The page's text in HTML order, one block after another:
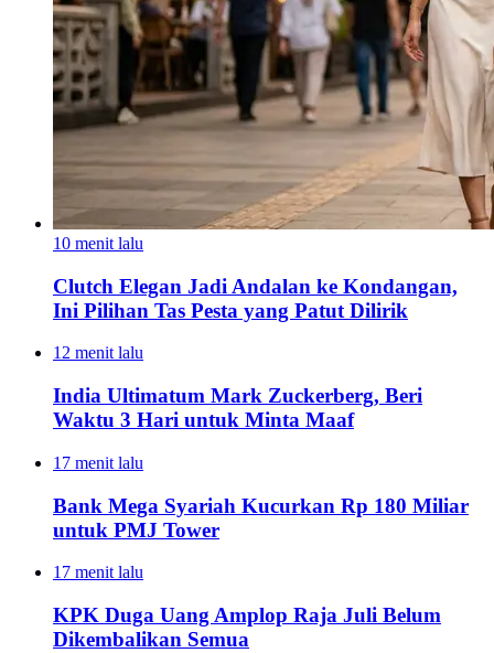
10 menit lalu
Clutch Elegan Jadi Andalan ke Kondangan,
Ini Pilihan Tas Pesta yang Patut Dilirik
12 menit lalu
India Ultimatum Mark Zuckerberg, Beri
Waktu 3 Hari untuk Minta Maaf
17 menit lalu
Bank Mega Syariah Kucurkan Rp 180 Miliar
untuk PMJ Tower
17 menit lalu
KPK Duga Uang Amplop Raja Juli Belum
Dikembalikan Semua